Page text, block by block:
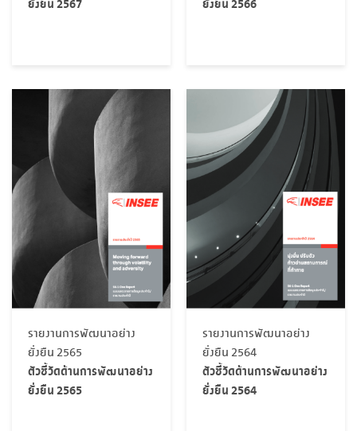
ยั่งยืน 2567 ยั่งยืน 2566
รายงานการพัฒนาอย่าง
ยั่งยืน 2565
ตัวชี้วัดด้านการพัฒนาอย่าง
ยั่งยืน 2565
รายงานการพัฒนาอย่าง
ยั่งยืน 2564
ตัวชี้วัดด้านการพัฒนาอย่าง
ยั่งยืน 2564